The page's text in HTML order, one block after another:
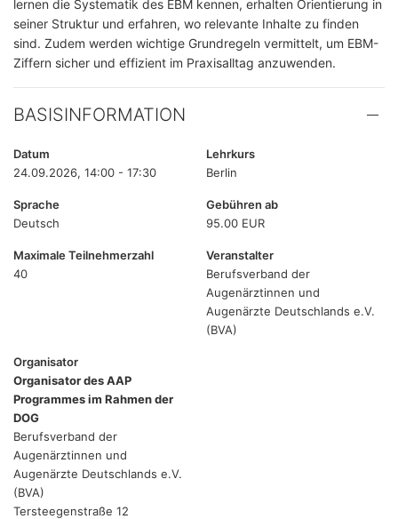
lernen die Systematik des EBM kennen, erhalten Orientierung in
seiner Struktur und erfahren, wo relevante Inhalte zu finden
sind. Zudem werden wichtige Grundregeln vermittelt, um EBM-
Ziffern sicher und effizient im Praxisalltag anzuwenden.
BASISINFORMATION
Datum
24.09.2026, 14:00 - 17:30
Lehrkurs
Berlin
Sprache
Deutsch
Gebühren ab
95.00 EUR
Maximale Teilnehmerzahl
40
Veranstalter
Berufsverband der
Augenärztinnen und
Augenärzte Deutschlands e.V.
(BVA)
Organisator
Organisator des AAP
Programmes im Rahmen der
DOG
Berufsverband der
Augenärztinnen und
Augenärzte Deutschlands e.V.
(BVA)
Tersteegenstraße 12